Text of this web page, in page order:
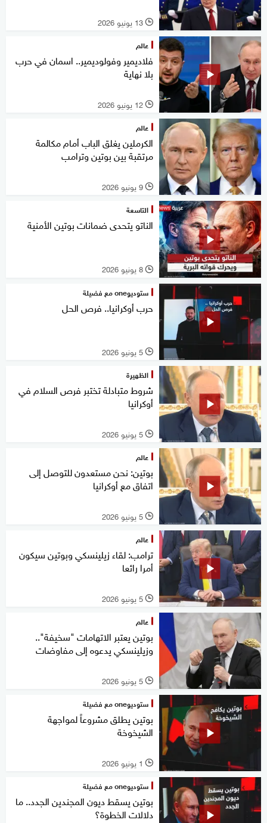
l 13 يونيو 2026
عالم
فلاديمير وفولوديمير.. اسمان في حرب
بلا نهاية
l 12 يونيو 2026
عالم
الكرملين يغلق الباب أمام مكالمة
مرتقبة بين بوتين وترامب
l 9 يونيو 2026
التاسعة
الناتو يتحدى ضمانات بوتين الأمنية
l 8 يونيو 2026
ستوديوone مع فضيلة
حرب أوكرانيا.. فرص الحل
l 5 يونيو 2026
الظهيرة
شروط متبادلة تختبر فرص السلام في
أوكرانيا
l 5 يونيو 2026
عالم
بوتين: نحن مستعدون للتوصل إلى
اتفاق مع أوكرانيا
l 5 يونيو 2026
عالم
ترامب: لقاء زيلينسكي وبوتين سيكون
أمرا رائعا
l 5 يونيو 2026
عالم
بوتين يعتبر الاتهامات "سخيفة"..
وزيلينسكي يدعوه إلى مفاوضات
l 5 يونيو 2026
ستوديوone مع فضيلة
بوتين يطلق مشروعاً لمواجهة
الشيخوخة
l 1 يونيو 2026
ستوديوone مع فضيلة
بوتين يسقط ديون المجندين الجدد.. ما
دلالات الخطوة؟